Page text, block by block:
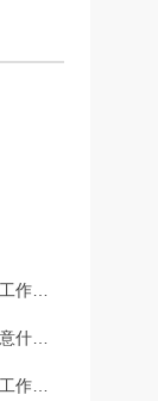
男式职业套装定制的五个匹工作服裙底配点
各种工作服订制时我应该注意什么？
定制工作服的裁剪工艺网购工作服要求